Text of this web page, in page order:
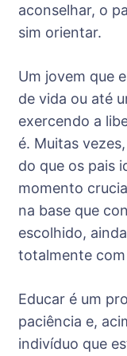
aconselhar, o
sim orientar.
Um jovem que
de vida ou até
exercendo a
é. Muitas
do que os pais
momento
na base que
escolhido,
totalmente com
Educar é um
paciência e,
indivíduo que